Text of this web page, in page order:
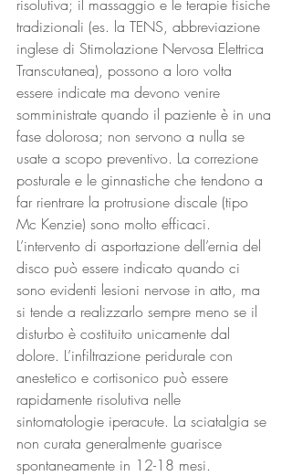
risolutiva; il massaggio e le terapie fisiche
tradizionali (es. la TENS, abbreviazione
inglese di Stimolazione Nervosa Elettrica
Transcutanea), possono a loro volta
essere indicate ma devono venire
somministrate quando il paziente è in una
fase dolorosa; non servono a nulla se
usate a scopo preventivo. La correzione
posturale e le ginnastiche che tendono a
far rientrare la protrusione discale (tipo
Mc Kenzie) sono molto efficaci.
L’intervento di asportazione dell’ernia del
disco può essere indicato quando ci
sono evidenti lesioni nervose in atto, ma
si tende a realizzarlo sempre meno se il
disturbo è costituito unicamente dal
dolore. L’infiltrazione peridurale con
anestetico e cortisonico può essere
rapidamente risolutiva nelle
sintomatologie iperacute. La sciatalgia se
non curata generalmente guarisce
spontaneamente in 12-18 mesi.